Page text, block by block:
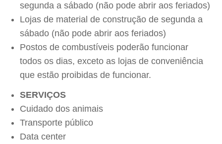
segunda a sábado (não pode abrir aos feriados)
Lojas de material de construção de segunda a
sábado (não pode abrir aos feriados)
Postos de combustíveis poderão funcionar
todos os dias, exceto as lojas de conveniência
que estão proibidas de funcionar.
SERVIÇOS
Cuidado dos animais
Transporte público
Data center